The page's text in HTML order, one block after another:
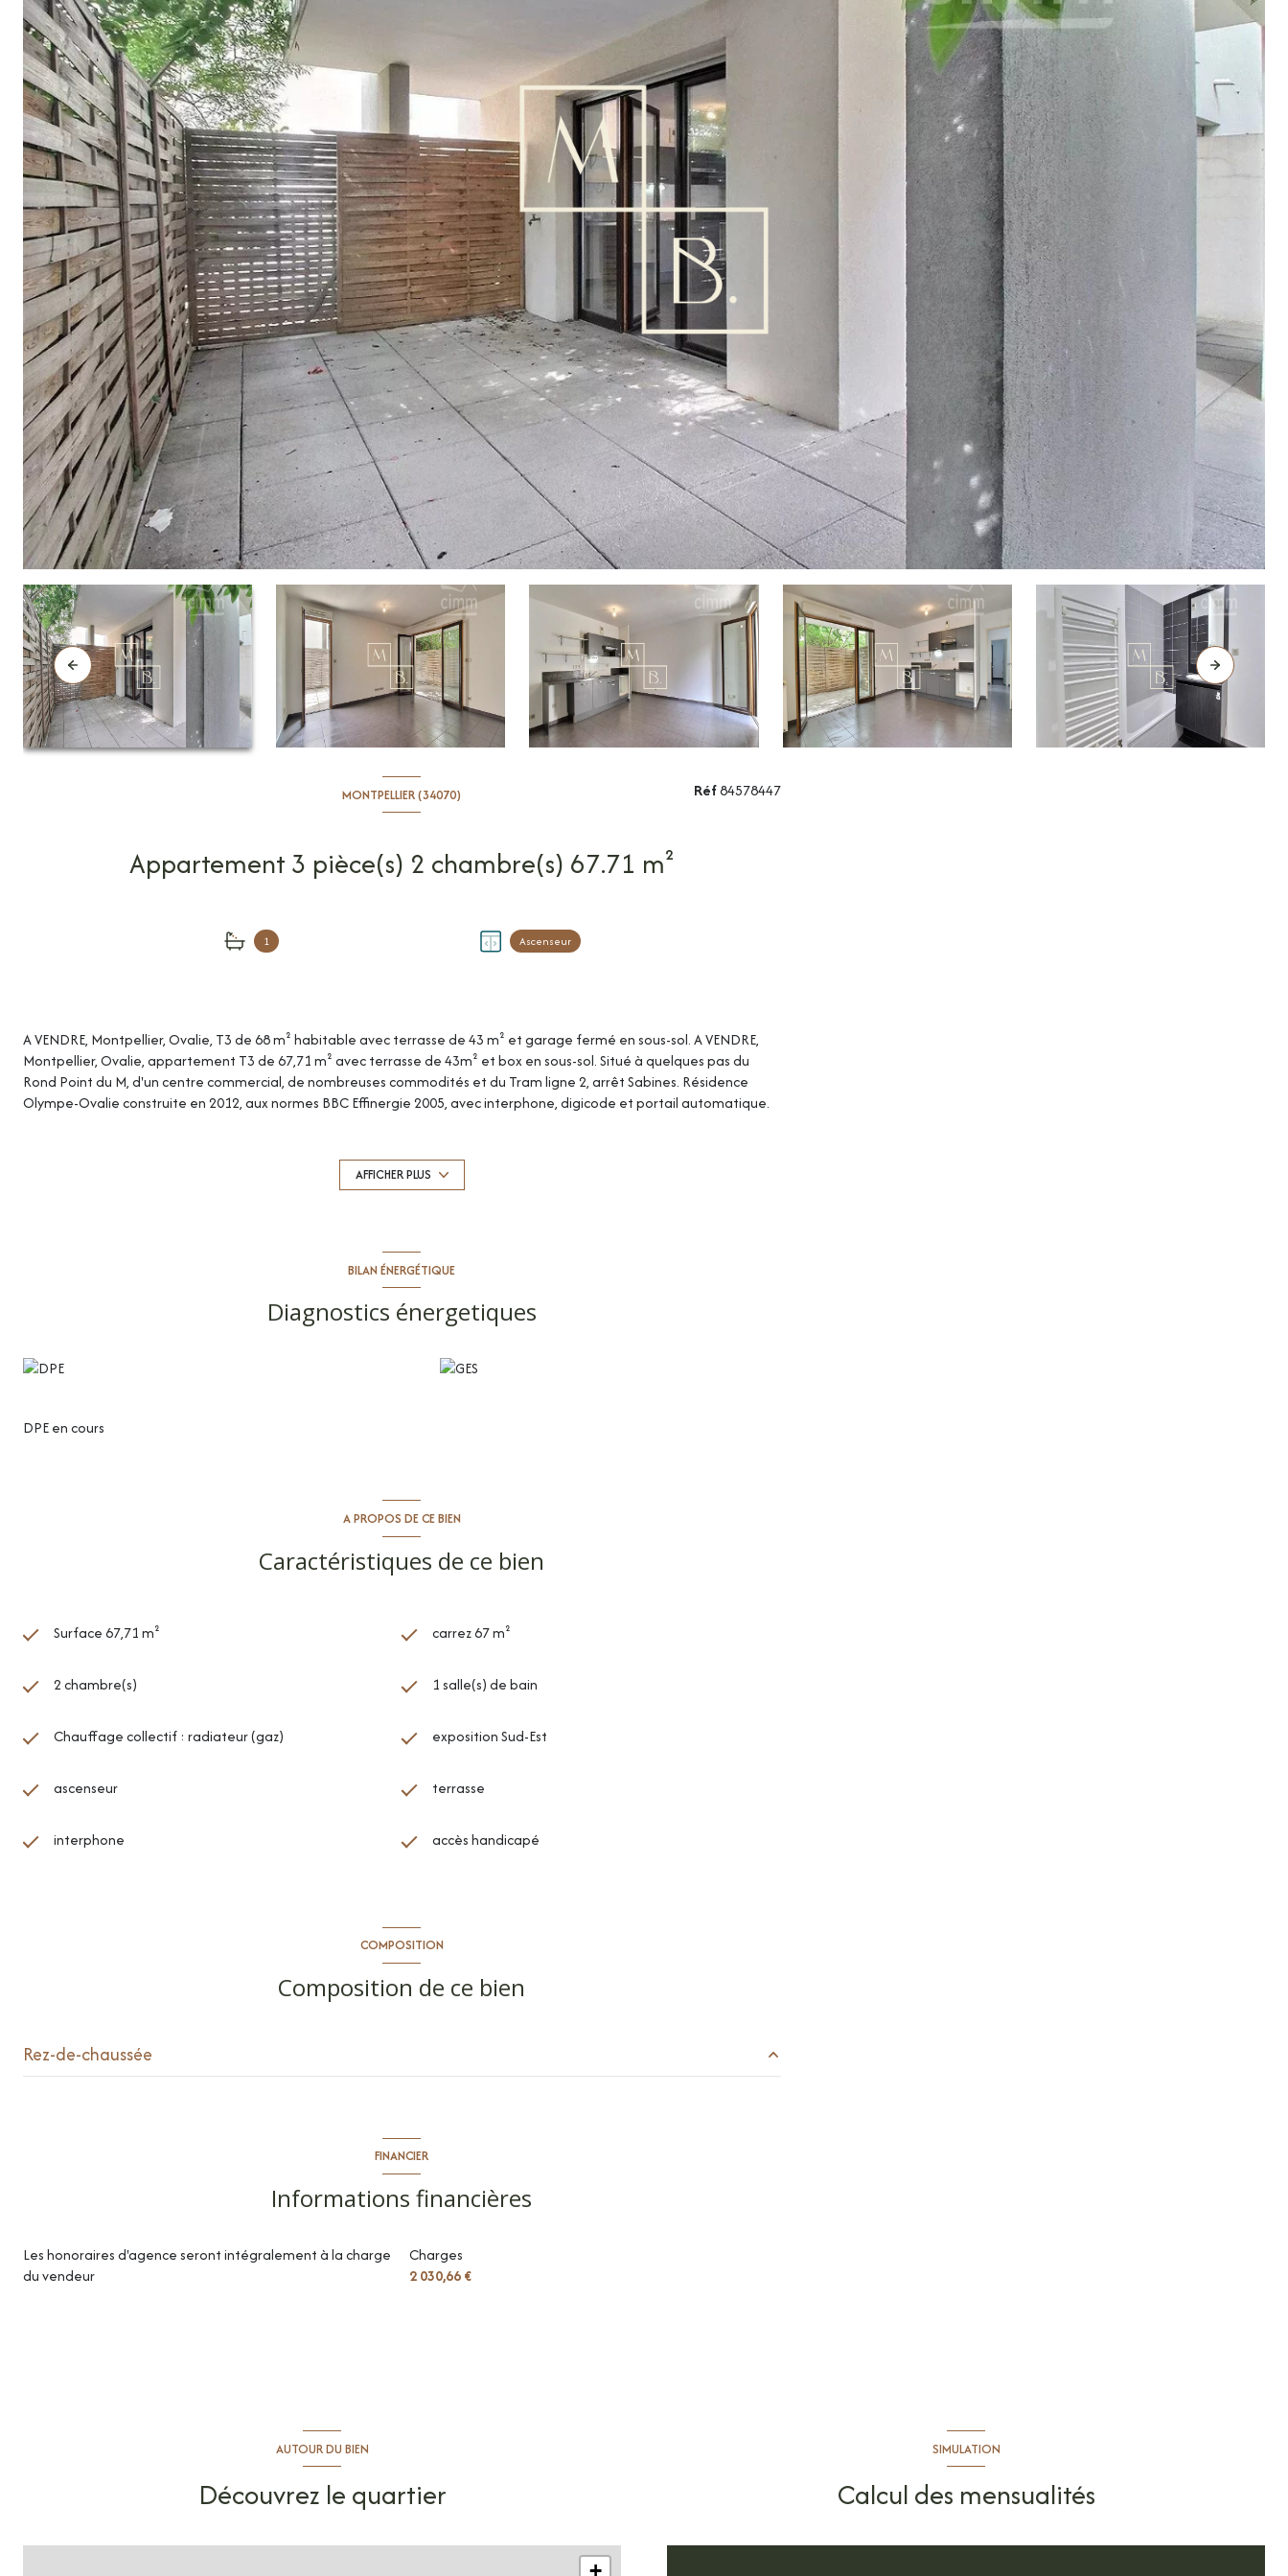
MONTPELLIER (34070)
Appartement 3 pièce(s) 2 chambre(s) 67.71 m²
1 Ascenseur
Réf84578447
A VENDRE, Montpellier, Ovalie, T3 de 68 m² habitable avec terrasse de 43 m² et garage fermé en sous-sol. A VENDRE,
Montpellier, Ovalie, appartement T3 de 67,71 m² avec terrasse de 43m² et box en sous-sol. Situé à quelques pas du
Rond Point du M, d'un centre commercial, de nombreuses commodités et du Tram ligne 2, arrêt Sabines. Résidence
Olympe-Ovalie construite en 2012, aux normes BBC Effinergie 2005, avec interphone, digicode et portail automatique.
bains et WC séparés. Chauffage collectif au gaz, eau chaude solaire, double vitrage menuiserie bois. Box en sous-sol.
Montant estimé des dépenses annuelles d'énergie pour un usage standard : 430 à 630 €/an. Prix moyens des énergies
Aucune procédure en cours menée sur le fondement des articles 29-1 A et 29-1 de la loi n° 65-557 du 10 juillet 1965 et de
l'article L. 615-6 du CCH. Honoraires à la charge du vendeur. Votre interlocuteur privilégié : Olivier BIHI, gérant de
AFFICHER PLUS
BILAN ÉNERGÉTIQUE
Diagnostics énergetiques
DPE en cours
A PROPOS DE CE BIEN
Caractéristiques de ce bien
Surface 67,71 m² carrez 67 m²
2 chambre(s) 1 salle(s) de bain
Chauffage collectif : radiateur (gaz) exposition Sud-Est
ascenseur terrasse
interphone accès handicapé
COMPOSITION
Composition de ce bien
Rez-de-chaussée
chambre
FINANCIER
Informations financières
Les honoraires d'agence seront intégralement à la charge
du vendeur
Charges
2 030,66 €
AUTOUR DU BIEN
Découvrez le quartier
+
SIMULATION
Calcul des mensualités